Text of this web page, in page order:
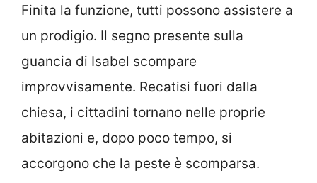
Finita la funzione, tutti possono assistere a
un prodigio. Il segno presente sulla
guancia di Isabel scompare
improvvisamente. Recatisi fuori dalla
chiesa, i cittadini tornano nelle proprie
abitazioni e, dopo poco tempo, si
accorgono che la peste è scomparsa.